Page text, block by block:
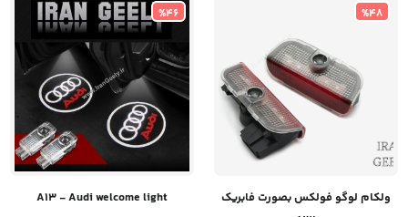
%48
ولکام لوگو فولکس بصورت فابریک
%46
A13 - Audi welcome light